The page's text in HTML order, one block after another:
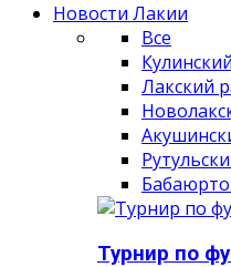
Новости Лакии
Все
Лакский
Турнир по